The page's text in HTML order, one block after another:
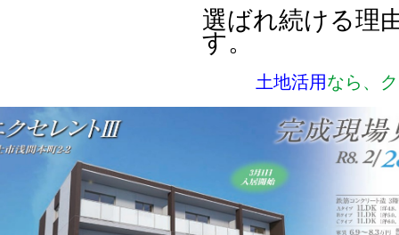
選ばれ続ける理
す。
土地活用なら、